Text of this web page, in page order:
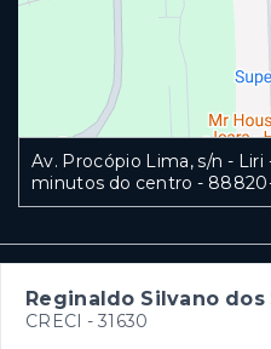
Av. Procópio Lima, s/n -
minutos do centro -
Reginaldo Silvano dos
CRECI - 31630